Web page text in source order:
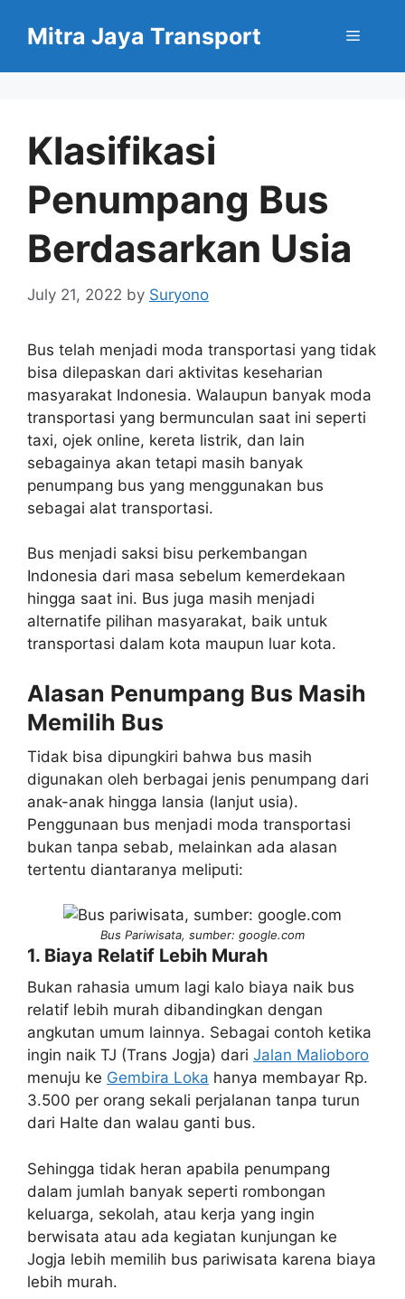
Mitra Jaya Transport Menu
Klasifikasi
Penumpang Bus
Berdasarkan Usia
July 21, 2022 by Suryono
Bus telah menjadi moda transportasi yang tidak
bisa dilepaskan dari aktivitas keseharian
masyarakat Indonesia. Walaupun banyak moda
transportasi yang bermunculan saat ini seperti
taxi, ojek online, kereta listrik, dan lain
sebagainya akan tetapi masih banyak
penumpang bus yang menggunakan bus
sebagai alat transportasi.
Bus menjadi saksi bisu perkembangan
Indonesia dari masa sebelum kemerdekaan
hingga saat ini. Bus juga masih menjadi
alternatife pilihan masyarakat, baik untuk
transportasi dalam kota maupun luar kota.
Alasan Penumpang Bus Masih
Memilih Bus
Tidak bisa dipungkiri bahwa bus masih
digunakan oleh berbagai jenis penumpang dari
anak-anak hingga lansia (lanjut usia).
Penggunaan bus menjadi moda transportasi
bukan tanpa sebab, melainkan ada alasan
tertentu diantaranya meliputi:
Bus Pariwisata, sumber: google.com
1. Biaya Relatif Lebih Murah
Bukan rahasia umum lagi kalo biaya naik bus
relatif lebih murah dibandingkan dengan
angkutan umum lainnya. Sebagai contoh ketika
ingin naik TJ (Trans Jogja) dari Jalan Malioboro
menuju ke Gembira Loka hanya membayar Rp.
3.500 per orang sekali perjalanan tanpa turun
dari Halte dan walau ganti bus.
Sehingga tidak heran apabila penumpang
dalam jumlah banyak seperti rombongan
keluarga, sekolah, atau kerja yang ingin
berwisata atau ada kegiatan kunjungan ke
Jogja lebih memilih bus pariwisata karena biaya
lebih murah.